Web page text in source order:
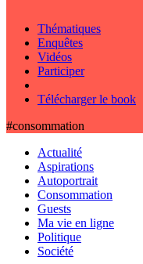
Thématiques
Enquêtes
Vidéos
Participer
Télécharger le book
#consommation
Actualité
Aspirations
Autoportrait
Consommation
Guests
Ma vie en ligne
Politique
Société